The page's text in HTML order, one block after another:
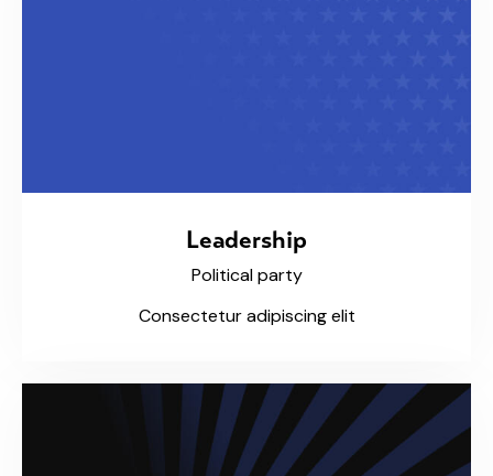
Leadership
Political party
Consectetur adipiscing elit